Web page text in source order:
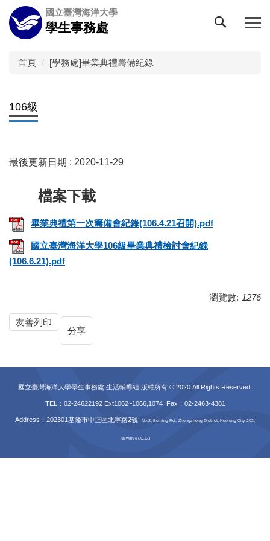
跳
到
主
國立臺灣海洋大學
學生事務處
首頁 [學務處]畢業典禮籌備紀錄
106級
最後更新日期 : 2020-11-29
畢業典禮第一次籌備會紀錄(106.4.21召開).pdf
國立臺灣海洋大學106級畢業典禮檢討會紀錄
(106.6.21).pdf
瀏覽數: 1276
友善列印
分享
國立臺灣海洋大學學生事務處 生活輔導組 版權所有 © 2020 All Rights Reserved.
TEL：02-24622192 Ext1062~1066,1074 Fax ：02-2463-4381
Address：202301基隆市中正區北寧路2號 No.2, Beining Rd., Zhongzheng District, Keelung City 202,
Taiwan (R.O.C.)